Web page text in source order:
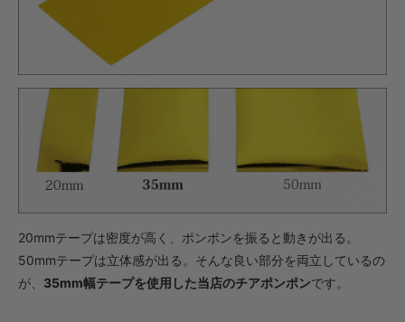
572円(税込)
1,089円(税込)
・【カット仕上】ｸﾞﾘｯﾌﾟ大
671円(税込)
・【完成仕上】ｸﾞﾘｯﾌﾟ小
20mmテープは密度が高く、ポンポンを振ると動きが出る。
50mmテープは立体感が出る。そんな良い部分を両立しているの
が、 35mm幅テープを使用した当店のチアポンポンです。